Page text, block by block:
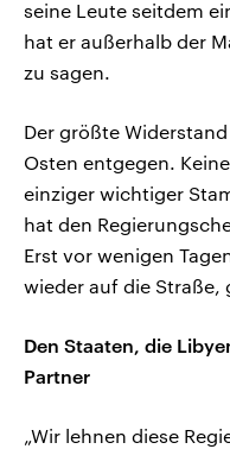
seine Leute seitdem
hat er außerhalb der
zu sagen.
Der größte
Osten entgegen.
einziger wichtiger
hat den
Erst vor wenigen
wieder auf die Straße,
Den Staaten, die
Partner
„Wir lehnen diese